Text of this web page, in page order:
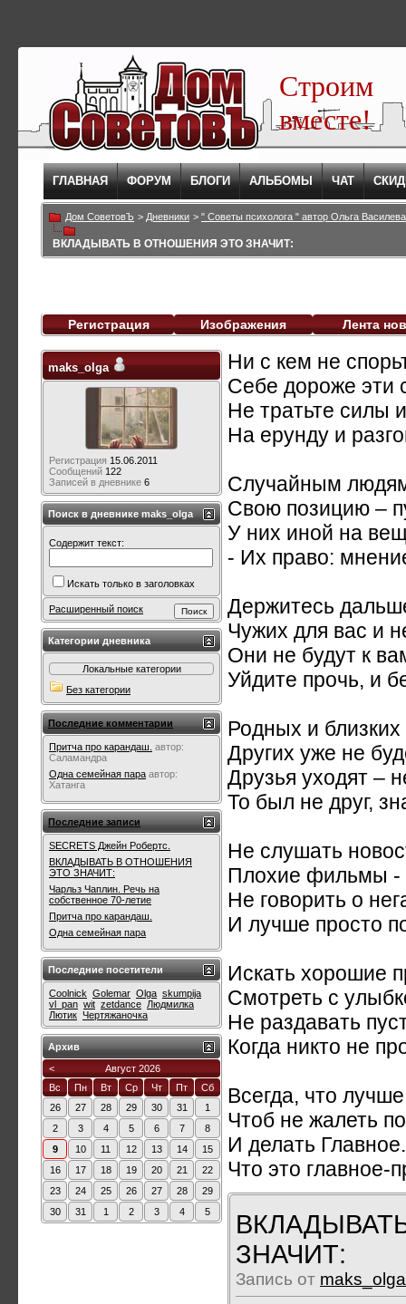
Строим
вместе!
ГЛАВНАЯ ФОРУМ БЛОГИ АЛЬБОМЫ ЧАТ
Дом СоветовЪ > Дневники > " Советы психолога " автор Ольга Василева
ВКЛАДЫВАТЬ В ОТНОШЕНИЯ ЭТО ЗНАЧИТ:
Регистрация Изображения Лента
Ни с кем не
Себе дороже
Не тратьте силы
На ерунду и
Случайным
Свою позицию –
У них иной на
- Их право:
Держитесь
Чужих для вас и
Они не будут к
Уйдите прочь, и
Родных и близких
Других уже не
Друзья уходят –
То был не друг,
Не слушать
Плохие фильмы -
Не говорить о
И лучше просто
Искать хорошие
Смотреть с
Не раздавать
Когда никто не
Всегда, что
Чтоб не жалеть
И делать
Что это главное-
ЗНАЧИТ:
Запись от maks_olga
maks_olga
Регистрация 15.06.2011
Сообщений 122
Записей в дневнике 6
Поиск в дневнике maks_olga
Содержит текст:
Искать только в заголовках
Расширенный поиск
Категории дневника
Локальные категории
Без категории
Последние комментарии
Притча про карандаш. автор:
Саламандра
Одна семейная пара автор:
Хатанга
Последние записи
SECRETS Джейн Робертс.
ВКЛАДЫВАТЬ В ОТНОШЕНИЯ
ЭТО ЗНАЧИТ:
Чарльз Чаплин. Речь на
собственное 70-летие
Притча про карандаш.
Одна семейная пара
Последние посетители
Coolnick Golemar Olga skumpija
vl_pan wit zetdance Людмилка
Лютик Чертяжаночка
Архив
<
Август 2026
Вс
Пн Вт Ср Чт Пт
Сб
26
27 28 29 30 31
1
2
3 4 5 6 7
8
9
10 11 12 13 14
15
16
17 18 19 20 21
22
23
24 25 26 27 28
29
30
31 1 2 3 4 5